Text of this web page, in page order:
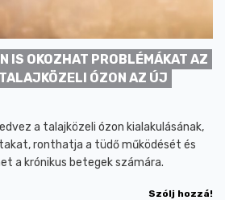
IS OKOZHAT PROBLÉMÁKAT AZ
ÓZON AZ ÚJ
a talajközeli ózon kialakulásának,
ronthatja a tüdő működését és
a krónikus betegek számára.
Szólj hozzá!